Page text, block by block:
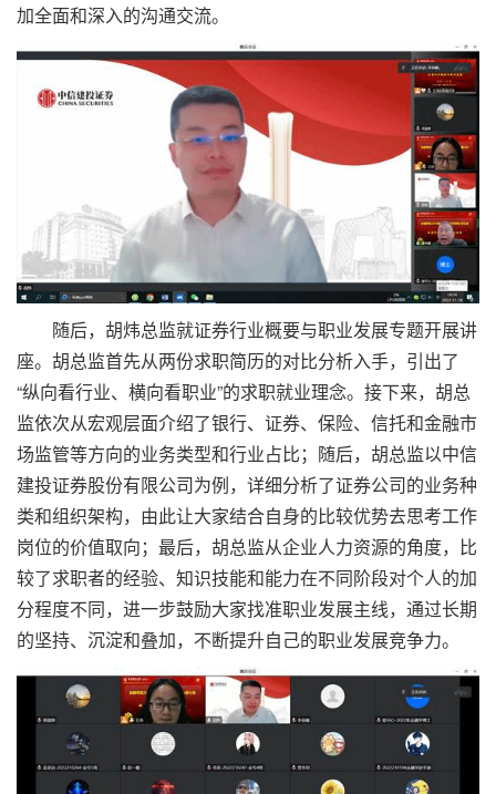
加全面和深入的沟通交流。
随后，胡炜总监就证券行业概要与职业发展专题开展讲
座。胡总监首先从两份求职简历的对比分析入手，引出了
“纵向看行业、横向看职业”的求职就业理念。接下来，胡总
监依次从宏观层面介绍了银行、证券、保险、信托和金融市
场监管等方向的业务类型和行业占比；随后，胡总监以中信
建投证券股份有限公司为例，详细分析了证券公司的业务种
类和组织架构，由此让大家结合自身的比较优势去思考工作
岗位的价值取向；最后，胡总监从企业人力资源的角度，比
较了求职者的经验、知识技能和能力在不同阶段对个人的加
分程度不同，进一步鼓励大家找准职业发展主线，通过长期
的坚持、沉淀和叠加，不断提升自己的职业发展竞争力。